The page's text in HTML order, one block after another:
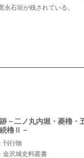
永石垣が残されている。
－二ノ丸内堀・菱櫓・
櫓Ⅱ－
刊行物
金沢城史料叢書